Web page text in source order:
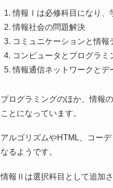
情報Ⅰは必修科目になり、
情報社会の問題解決
コミュニケーションと情報
コンピュータとプログラミ
情報通信ネットワークとデ
プログラミングのほか、情報
ことになっています。
アルゴリズムやHTML、コー
なるようです。
情報Ⅱは選択科目として追加